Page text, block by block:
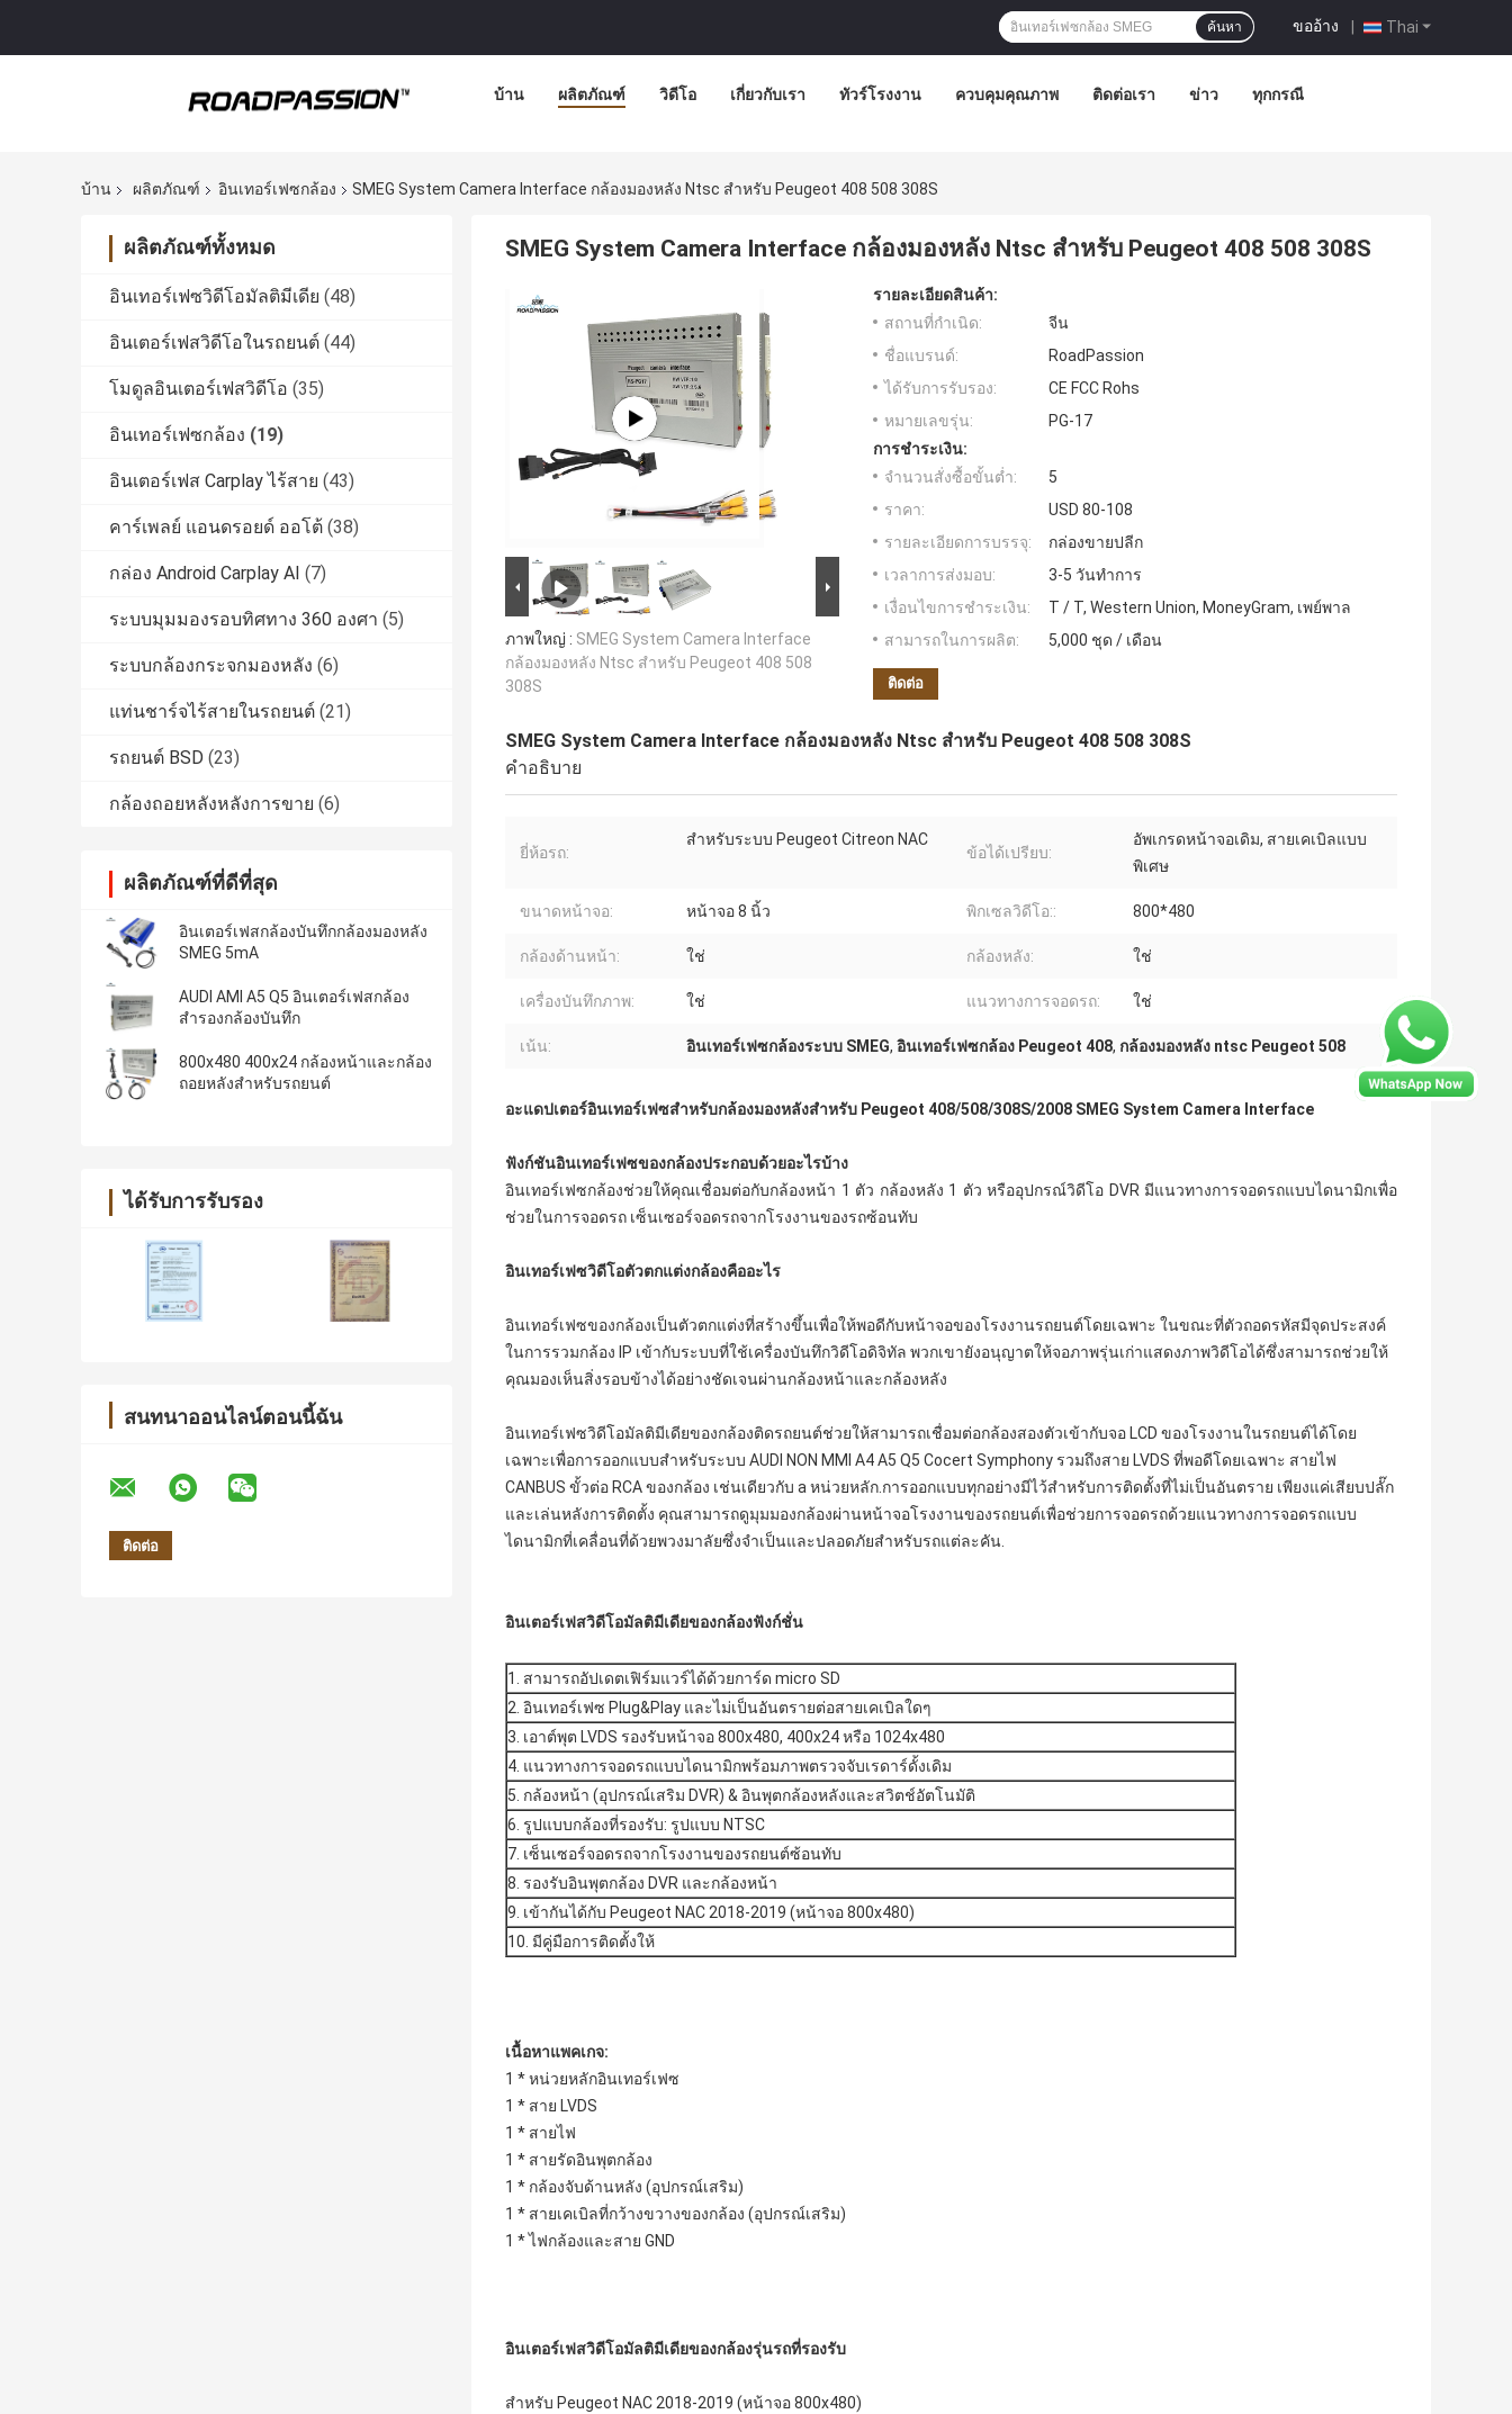
Thai
ขออ้าง |
ค้นหา
บ้าน ผลิตภัณฑ์ วิดีโอ เกี่ยวกับเรา ทัวร์โรงงาน ควบคุมคุณภาพ ติดต่อเรา ข่าว ทุกกรณี
บ้าน ผลิตภัณฑ์ อินเทอร์เฟซกล้อง SMEG System Camera Interface กล้องมองหลัง Ntsc สำหรับ Peugeot 408 508 308S
ผลิตภัณฑ์ทั้งหมด
อินเทอร์เฟซวิดีโอมัลติมีเดีย (48)
อินเตอร์เฟสวิดีโอในรถยนต์ (44)
โมดูลอินเตอร์เฟสวิดีโอ (35)
อินเทอร์เฟซกล้อง (19)
อินเตอร์เฟส Carplay ไร้สาย (43)
คาร์เพลย์ แอนดรอยด์ ออโต้ (38)
กล่อง Android Carplay AI (7)
ระบบมุมมองรอบทิศทาง 360 องศา (5)
ระบบกล้องกระจกมองหลัง (6)
แท่นชาร์จไร้สายในรถยนต์ (21)
รถยนต์ BSD (23)
กล้องถอยหลังหลังการขาย (6)
ผลิตภัณฑ์ที่ดีที่สุด
อินเตอร์เฟสกล้องบันทึกกล้องมองหลัง
SMEG 5mA
AUDI AMI A5 Q5 อินเตอร์เฟสกล้อง
สำรองกล้องบันทึก
800x480 400x24 กล้องหน้าและกล้อง
ถอยหลังสำหรับรถยนต์
ได้รับการรับรอง
สนทนาออนไลน์ตอนนี้ฉัน
SMEG System Camera Interface กล้องมองหลัง Ntsc สำหรับ Peugeot 408 508 308S
ภาพใหญ่ : SMEG System Camera Interface
กล้องมองหลัง Ntsc สำหรับ Peugeot 408 508
308S
รายละเอียดสินค้า:
สถานที่กำเนิด:
จีน
ชื่อแบรนด์:
RoadPassion
ได้รับการรับรอง:
CE FCC Rohs
หมายเลขรุ่น:
PG-17
การชำระเงิน:
จำนวนสั่งซื้อขั้นต่ำ:
5
ราคา:
USD 80-108
รายละเอียดการบรรจุ:
กล่องขายปลีก
เวลาการส่งมอบ:
3-5 วันทำการ
เงื่อนไขการชำระเงิน:
T / T, Western Union, MoneyGram, เพย์พาล
สามารถในการผลิต:
5,000 ชุด / เดือน
ติดต่อ
SMEG System Camera Interface กล้องมองหลัง Ntsc สำหรับ Peugeot 408 508 308S
คำอธิบาย
ยี่ห้อรถ:
สำหรับระบบ Peugeot Citreon NAC
ข้อได้เปรียบ:
อัพเกรดหน้าจอเดิม, สายเคเบิลแบบ
พิเศษ
ขนาดหน้าจอ: หน้าจอ 8 นิ้ว พิกเซลวิดีโอ:: 800*480
กล้องด้านหน้า: ใช่ กล้องหลัง: ใช่
เครื่องบันทึกภาพ: ใช่ แนวทางการจอดรถ: ใช่
เน้น: อินเทอร์เฟซกล้องระบบ SMEG, อินเทอร์เฟซกล้อง Peugeot 408, กล้องมองหลัง ntsc Peugeot 508
อะแดปเตอร์อินเทอร์เฟซสำหรับกล้องมองหลังสำหรับ Peugeot 408/508/308S/2008 SMEG System Camera Interface
ฟังก์ชันอินเทอร์เฟซของกล้องประกอบด้วยอะไรบ้าง
อินเทอร์เฟซกล้องช่วยให้คุณเชื่อมต่อกับกล้องหน้า 1 ตัว กล้องหลัง 1 ตัว หรืออุปกรณ์วิดีโอ DVR มีแนวทางการจอดรถแบบไดนามิกเพื่อ
ช่วยในการจอดรถ เซ็นเซอร์จอดรถจากโรงงานของรถซ้อนทับ
อินเทอร์เฟซวิดีโอตัวตกแต่งกล้องคืออะไร
อินเทอร์เฟซของกล้องเป็นตัวตกแต่งที่สร้างขึ้นเพื่อให้พอดีกับหน้าจอของโรงงานรถยนต์โดยเฉพาะ ในขณะที่ตัวถอดรหัสมีจุดประสงค์
ในการรวมกล้อง IP เข้ากับระบบที่ใช้เครื่องบันทึกวิดีโอดิจิทัล พวกเขายังอนุญาตให้จอภาพรุ่นเก่าแสดงภาพวิดีโอได้ซึ่งสามารถช่วยให้
คุณมองเห็นสิ่งรอบข้างได้อย่างชัดเจนผ่านกล้องหน้าและกล้องหลัง
อินเทอร์เฟซวิดีโอมัลติมีเดียของกล้องติดรถยนต์ช่วยให้สามารถเชื่อมต่อกล้องสองตัวเข้ากับจอ LCD ของโรงงานในรถยนต์ได้โดย
เฉพาะเพื่อการออกแบบสำหรับระบบ AUDI NON MMI A4 A5 Q5 Cocert Symphony รวมถึงสาย LVDS ที่พอดีโดยเฉพาะ สายไฟ
CANBUS ขั้วต่อ RCA ของกล้อง เช่นเดียวกับ a หน่วยหลัก.การออกแบบทุกอย่างมีไว้สำหรับการติดตั้งที่ไม่เป็นอันตราย เพียงแค่เสียบปลั๊ก
และเล่นหลังการติดตั้ง คุณสามารถดูมุมมองกล้องผ่านหน้าจอโรงงานของรถยนต์เพื่อช่วยการจอดรถด้วยแนวทางการจอดรถแบบ
ไดนามิกที่เคลื่อนที่ด้วยพวงมาลัยซึ่งจำเป็นและปลอดภัยสำหรับรถแต่ละคัน.
อินเตอร์เฟสวิดีโอมัลติมีเดียของกล้องฟังก์ชั่น
1. สามารถอัปเดตเฟิร์มแวร์ได้ด้วยการ์ด micro SD
2. อินเทอร์เฟซ Plug&Play และไม่เป็นอันตรายต่อสายเคเบิลใดๆ
3. เอาต์พุต LVDS รองรับหน้าจอ 800x480, 400x24 หรือ 1024x480
4. แนวทางการจอดรถแบบไดนามิกพร้อมภาพตรวจจับเรดาร์ดั้งเดิม
5. กล้องหน้า (อุปกรณ์เสริม DVR) & อินพุตกล้องหลังและสวิตช์อัตโนมัติ
6. รูปแบบกล้องที่รองรับ: รูปแบบ NTSC
7. เซ็นเซอร์จอดรถจากโรงงานของรถยนต์ซ้อนทับ
8. รองรับอินพุตกล้อง DVR และกล้องหน้า
9. เข้ากันได้กับ Peugeot NAC 2018-2019 (หน้าจอ 800x480)
10. มีคู่มือการติดตั้งให้
เนื้อหาแพคเกจ:
1 * หน่วยหลักอินเทอร์เฟซ
1 * สาย LVDS
1 * สายไฟ
1 * สายรัดอินพุตกล้อง
1 * กล้องจับด้านหลัง (อุปกรณ์เสริม)
1 * สายเคเบิลที่กว้างขวางของกล้อง (อุปกรณ์เสริม)
1 * ไฟกล้องและสาย GND
อินเตอร์เฟสวิดีโอมัลติมีเดียของกล้องรุ่นรถที่รองรับ
สำหรับ Peugeot NAC 2018-2019 (หน้าจอ 800x480)